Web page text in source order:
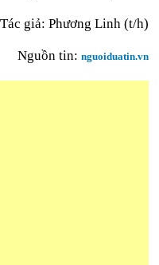
Tác giả: Phương Linh (t/h)
Nguồn tin: nguoiduatin.vn